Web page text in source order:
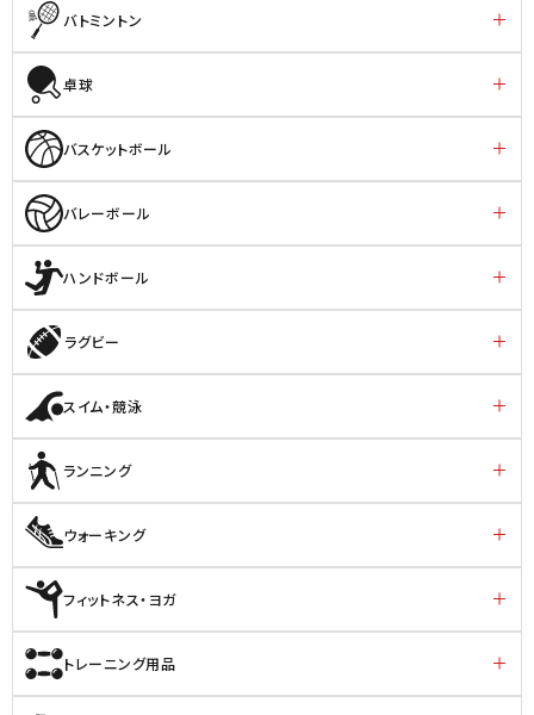
バトミントン
卓球
バスケットボール
バレーボール
ハンドボール
ラグビー
スイム・競泳
ランニング
ウォーキング
フィットネス・ヨガ
トレーニング用品